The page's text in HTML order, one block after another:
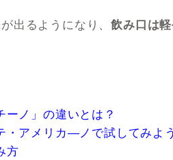
出るようになり、飲み口は
ーノ」の違いとは？
・アメリカ―ノで試してみよ
方